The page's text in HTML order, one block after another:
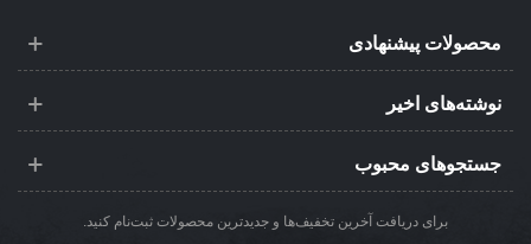
محصولات پیشنهادی
نوشته‌های اخیر
جستجوهای محبوب
برای دریافت آخرین تخفیف‌ها و جدیدترین محصولات ثبت‌نام کنید.